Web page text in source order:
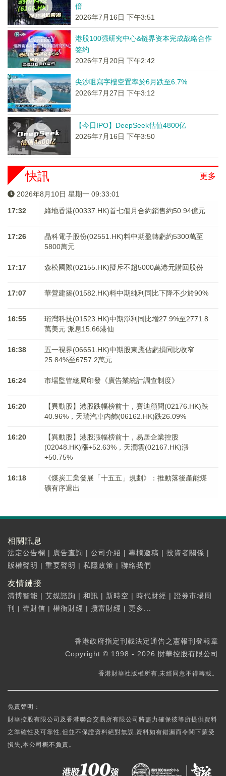
倍
2026年7月16日 下午3:51
港股100强研究中心&链界资本完成战略合作
签约
2026年7月20日 下午2:42
尖沙咀寫字樓空置率於6月跌至6.7%
2026年7月27日 下午3:12
【今日IPO】DeepSeek估值4800亿
2026年7月16日 下午3:50
更多
快訊
2026年8月10日 星期一 09:33:01
17:32 綠地香港(00337.HK)首七個月合約銷售約50.94億元
17:26
晶科電子股份(02551.HK)料中期盈轉虧約5300萬至
5800萬元
17:17 森松國際(02155.HK)擬斥不超5000萬港元購回股份
17:07 華營建築(01582.HK)料中期純利同比下降不少於90%
16:55
珩灣科技(01523.HK)中期淨利同比增27.9%至2771.8
萬美元 派息15.66港仙
16:38
五一視界(06651.HK)中期股東應佔虧損同比收窄
25.84%至6757.2萬元
16:24 市場監管總局印發《廣告業統計調查制度》
16:20
【異動股】港股跌幅榜前十，賽迪顧問(02176.HK)跌
40.96%，天瑞汽車内飾(06162.HK)跌26.09%
16:20
【異動股】港股漲幅榜前十，易居企業控股
(02048.HK)漲+52.63%，天潤雲(02167.HK)漲
+50.75%
16:18
《煤炭工業發展「十五五」規劃》：推動落後產能煤
礦有序退出
相關訊息
法定公告欄 | 廣告查詢 | 公司介紹 | 專欄邀稿 | 投資者關係 |
版權聲明 | 重要聲明 | 私隱政策 | 聯絡我們
友情鏈接
清博智能 | 艾媒諮詢 | 和訊 | 新時空 | 時代財經 | 證券市場周
刊
| 壹財信 | 權衡財經 | 攬富財經 | 更多...
香港政府指定刊載法定通告之憲報刊登報章
Copyright © 1998 - 2026 財華控股有限公司
香港財華社版權所有,未經同意不得轉載。
免責聲明：
財華控股有限公司及香港聯合交易所有限公司將盡力確保彼等所提供資料
之準確性及可靠性,但並不保證資料絕對無誤,資料如有錯漏而令閣下蒙受
損失,本公司概不負責。